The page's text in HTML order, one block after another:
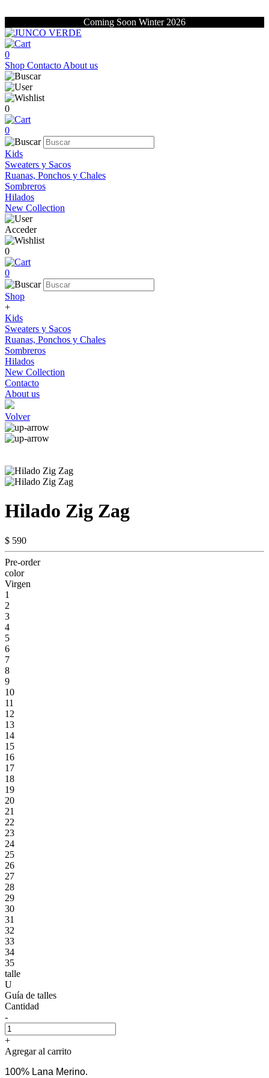
Coming Soon Winter 2026
0
Shop Contacto About us
0
0
Kids
Sweaters y Sacos
Ruanas, Ponchos y Chales
Sombreros
Hilados
New Collection
Acceder
0
0
Shop
+
Kids
Sweaters y Sacos
Ruanas, Ponchos y Chales
Sombreros
Hilados
New Collection
Contacto
About us
Volver
Hilado Zig Zag
$ 590
Pre-order
color
Virgen
1
2
3
4
5
6
7
8
9
10
11
12
13
14
15
16
17
18
19
20
21
22
23
24
25
26
27
28
29
30
31
32
33
34
35
talle
U
Guía de talles
Cantidad
-
+
Agregar al carrito
100% Lana Merino.